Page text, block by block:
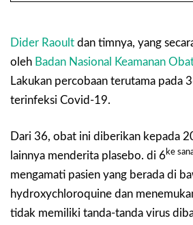
Dider Raoult dan timnya, yang
oleh Badan Nasional Keamanan
Lakukan percobaan terutama pada
terinfeksi Covid-19.
Dari 36, obat ini diberikan kepada
lainnya menderita plasebo. di 6ke
mengamati pasien yang berada di
hydroxychloroquine dan
tidak memiliki tanda-tanda virus